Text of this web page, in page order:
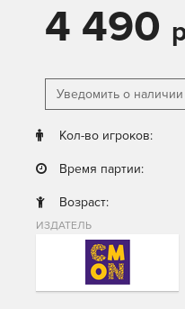
4 490
Уведомить о наличии
Кол-во игроков:
Время партии:
Возраст:
ИЗДАТЕЛЬ